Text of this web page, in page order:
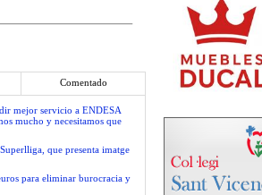
Comentado
mejor servicio a ENDESA
mucho y necesitamos que
que presenta imatge
para eliminar burocracia y